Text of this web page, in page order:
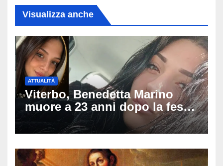
Visualizza anche
ATTUALITÀ
Viterbo, Benedetta Marino
muore a 23 anni dopo la festa
di compleanno: trovata senza
vita nell’ex consorzio, è giallo